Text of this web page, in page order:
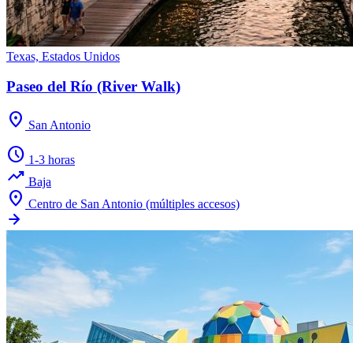
Texas, Estados Unidos
Paseo del Río (River Walk)
location_on San Antonio
schedule 1-3 horas
trending_up Baja
location_on Centro de San Antonio (múltiples accesos)